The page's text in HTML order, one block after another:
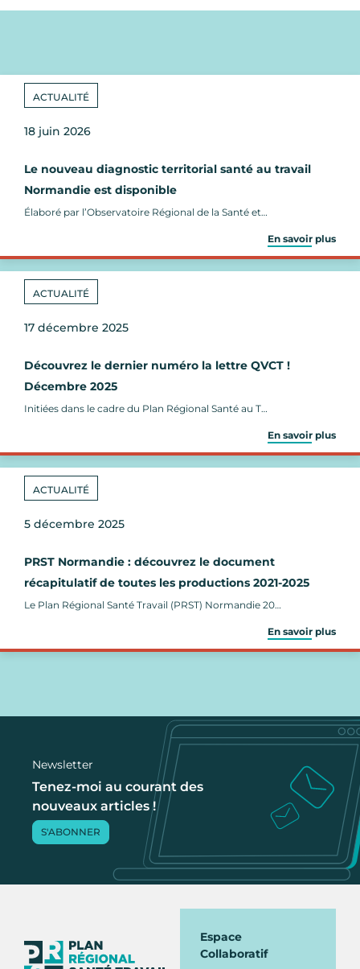
ACTUALITÉ
18 juin 2026
Le nouveau diagnostic territorial santé au travail
Normandie est disponible
Élaboré par l’Observatoire Régional de la Santé et…
En savoir plus
ACTUALITÉ
17 décembre 2025
Découvrez le dernier numéro la lettre QVCT !
Décembre 2025
Initiées dans le cadre du Plan Régional Santé au T…
En savoir plus
ACTUALITÉ
5 décembre 2025
PRST Normandie : découvrez le document
récapitulatif de toutes les productions 2021-2025
Le Plan Régional Santé Travail (PRST) Normandie 20…
En savoir plus
Espace
Collaboratif
Newsletter
Tenez-moi au courant des
nouveaux articles !
S'ABONNER